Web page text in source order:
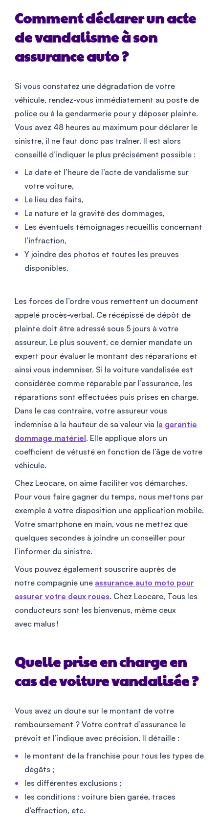
Comment déclarer un acte
de vandalisme à son
assurance auto ?
Si vous constatez une dégradation de votre
véhicule, rendez-vous immédiatement au poste de
police ou à la gendarmerie pour y déposer plainte.
Vous avez 48 heures au maximum pour déclarer le
sinistre, il ne faut donc pas traîner. Il est alors
conseillé d’indiquer le plus précisément possible :
La date et l’heure de l’acte de vandalisme sur
votre voiture,
Le lieu des faits,
La nature et la gravité des dommages,
Les éventuels témoignages recueillis concernant
l’infraction,
Y joindre des photos et toutes les preuves
disponibles.
Les forces de l’ordre vous remettent un document
appelé procès-verbal. Ce récépissé de dépôt de
plainte doit être adressé sous 5 jours à votre
assureur. Le plus souvent, ce dernier mandate un
expert pour évaluer le montant des réparations et
ainsi vous indemniser. Si la voiture vandalisée est
considérée comme réparable par l’assurance, les
réparations sont effectuées puis prises en charge.
Dans le cas contraire, votre assureur vous
indemnise à la hauteur de sa valeur via la garantie
dommage matériel. Elle applique alors un
coefficient de vétusté en fonction de l’âge de votre
véhicule.
Chez Leocare, on aime faciliter vos démarches.
Pour vous faire gagner du temps, nous mettons par
exemple à votre disposition une application mobile.
Votre smartphone en main, vous ne mettez que
quelques secondes à joindre un conseiller pour
l’informer du sinistre.
Vous pouvez également souscrire auprès de
notre compagnie une assurance auto moto pour
assurer votre deux roues. Chez Leocare, Tous les
conducteurs sont les bienvenus, même ceux
avec malus !
Quelle prise en charge en
cas de voiture vandalisée ?
Vous avez un doute sur le montant de votre
remboursement ? Votre contrat d’assurance le
prévoit et l’indique avec précision. Il détaille :
le montant de la franchise pour tous les types de
dégâts ;
les différentes exclusions ;
les conditions : voiture bien garée, traces
d’effraction, etc.